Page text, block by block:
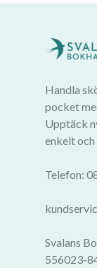
Handla
pocket
Upptäck
enkelt
Telefon:
Svalans
556023-